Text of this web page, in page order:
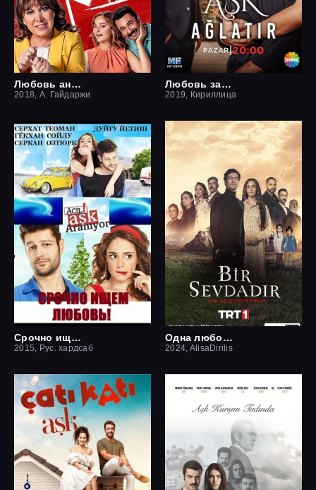
Любовь ангелов
2018, А. Гайдаржи
Любовь заставит плакать
2019, Кириллица
Срочно ищем любовь
2015, Рус. хардсаб
Одна любовь
2024, AlisaDirilis